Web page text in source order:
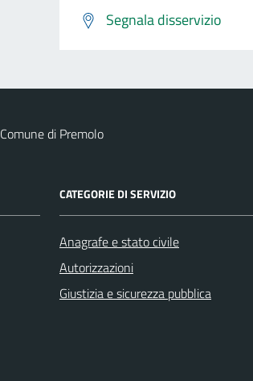
Segnala disservizio
Comune di Premolo
CATEGORIE DI SERVIZIO
Anagrafe e stato civile
Autorizzazioni
Giustizia e sicurezza pubblica